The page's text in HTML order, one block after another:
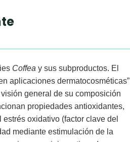
Coffea y sus subproductos. El
aplicaciones dermatocosméticas”
visión general de su composición
propiedades antioxidantes,
estrés oxidativo (factor clave del
mediante estimulación de la